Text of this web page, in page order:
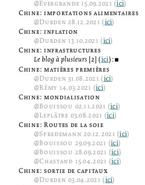
@Evergrande 15.09.2021 (ici)
Chine: importations alimentaires
@Durden28.12.2021 (ici)
Chine: inflation
@Durden 13.10.2021 (ici)
Chine: infrastructures
Le blog à plusieurs [2] (ici):2
Chine: matières premières
@Durden 31.08.2021 (ici)
@Rémy 14.03.2021 (ici)
Chine: mondialisation
@Bouissou 02.11.2021 (ici)
@Leplâtre 03.08.2021 (ici)
Chine: Routes de la soie
@Spredemann 20.12.2021 (ici)
@Bouissou 29.09.2021 (ici)
@Bouissou 28.09.2021 (ici)
@Chastand 15.04.2021 (ici)
Chine: sortie de capitaux
@Durden 03.04.2021 (ici)